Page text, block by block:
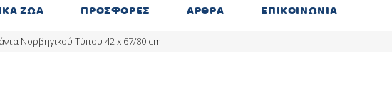
ΖΩΑ ΠΡΟΣΦΟΡΕΣ ΑΡΘΡΑ ΕΠΙΚΟΙΝΩΝΙΑ
Νορβηγικού Τύπου 42 x 67/80 cm